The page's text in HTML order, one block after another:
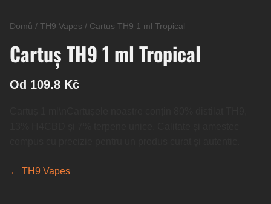
Domů / TH9 Vapes / Cartuș TH9 1 ml Tropical
Cartuș TH9 1 ml Tropical
Od 109.8 Kč
← TH9 Vapes